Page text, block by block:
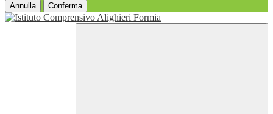
Annulla Conferma